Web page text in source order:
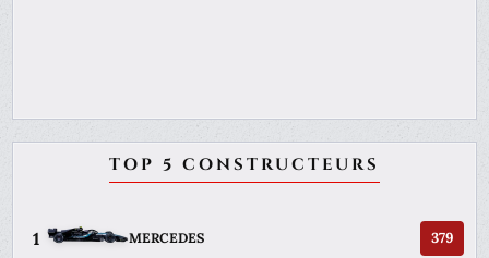
TOP 5 CONSTRUCTEURS
1 MERCEDES 379